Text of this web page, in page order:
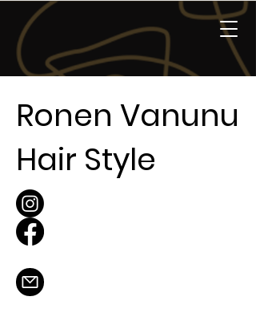
Ronen Vanunu
Hair Style